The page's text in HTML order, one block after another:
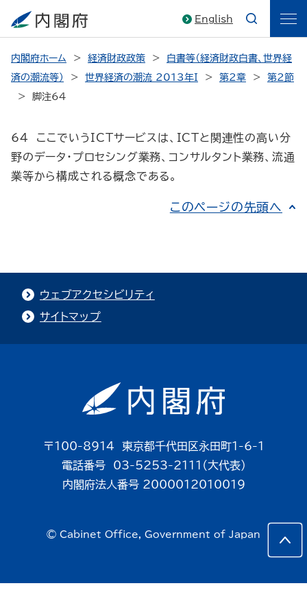
English
内閣府ホーム 経済財政政策
白書等（経済財政白書、世界経
済の潮流等）
世界経済の潮流 2013年I 第2章
第2節
脚注64
64 ここでいうICTサービスは、ICTと関連性の高い分
野のデータ・プロセシング業務、コンサルタント業務、流通
業等から構成される概念である。
このページの先頭へ
ウェブアクセシビリティ
サイトマップ
〒100-8914 東京都千代田区永田町1-6-1
電話番号 03-5253-2111（大代表）
内閣府法人番号 2000012010019
© Cabinet Office, Government of Japan